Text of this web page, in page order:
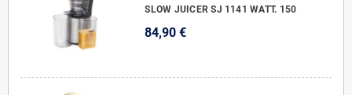
SLOW JUICER SJ 1141 WATT. 150
84,90 €